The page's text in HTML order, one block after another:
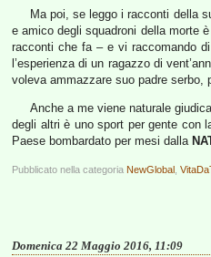
Ma poi, se leggo i racconti della
e amico degli squadroni della morte
racconti che fa – e vi raccomando
l’esperienza di un ragazzo di
voleva ammazzare suo padre serbo,
Anche a me viene naturale
degli altri è uno sport per gente con
Paese bombardato per mesi dalla
Pubblicato nella categoria NewGlobal
Domenica 22 Maggio 2016, 11:09